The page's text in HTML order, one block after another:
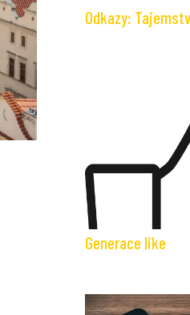
Odkazy:
Generace like